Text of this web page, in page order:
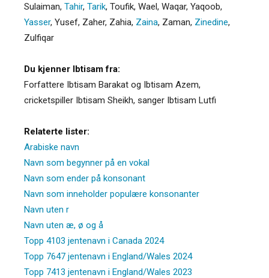
Sulaiman, Tahir, Tarik, Toufik, Wael, Waqar, Yaqoob,
Yasser, Yusef, Zaher, Zahia, Zaina, Zaman, Zinedine,
Zulfiqar
Du kjenner Ibtisam fra:
Forfattere Ibtisam Barakat og Ibtisam Azem,
cricketspiller Ibtisam Sheikh, sanger Ibtisam Lutfi
Relaterte lister:
Arabiske navn
Navn som begynner på en vokal
Navn som ender på konsonant
Navn som inneholder populære konsonanter
Navn uten r
Navn uten æ, ø og å
Topp 4103 jentenavn i Canada 2024
Topp 7647 jentenavn i England/Wales 2024
Topp 7413 jentenavn i England/Wales 2023